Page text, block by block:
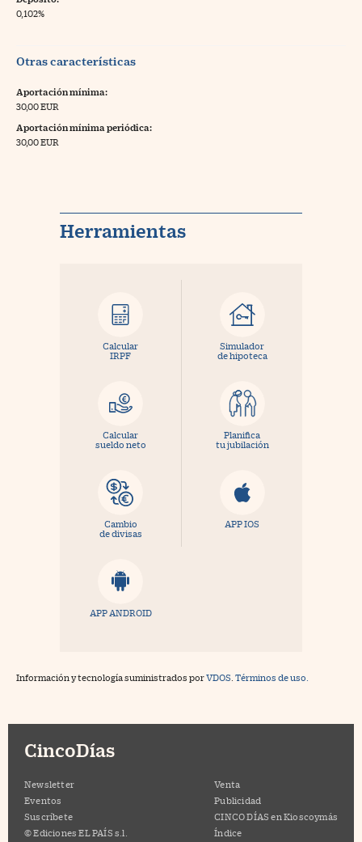
0,102%
Otras características
Aportación mínima:
30,00 EUR
Aportación mínima periódica:
30,00 EUR
Herramientas
Calcular
IRPF
Simulador
de hipoteca
Calcular
sueldo neto
Planifica
tu jubilación
Cambio
de divisas
APP IOS
APP ANDROID
Información y tecnología suministrados porVDOS Términos de uso.
CincoDías
Newsletter
Eventos
Suscríbete
© Ediciones EL PAÍS s.l.
Venta
Publicidad
CINCO DÍAS en Kioscoymás
Índice